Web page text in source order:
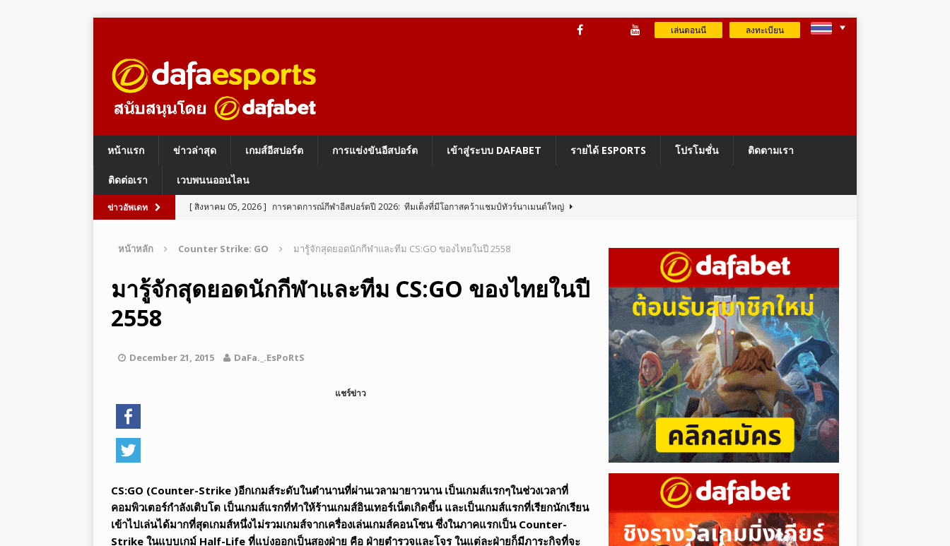
เล่นตอนนี ลงทะเบียน
หน้าแรก ข่าวล่าสุด เกมส์อีสปอร์ต การแข่งขันอีสปอร์ต เข้าสู่ระบบ DAFABET รายได้ ESPORTS โปรโมชั่น ติดตามเรา
ติดต่อเรา เวบพนนออนไลน
ข่าวอัพเดท [ สิงหาคม 05, 2026 ] การคาดการณ์กีฬาอีสปอร์ตปี 2026: ทีมเต็งที่มีโอกาสคว้าแชมป์ทัวร์นาเมนต์ใหญ่
[ สิงหาคม 05, 2026 ]
อีสปอร์ต ระบบป้องกันการโกง Vanguard On-Demand ของ Riot
[ สิงหาคม 05, 2026 ]
หน้าหลัก Counter Strike: GO มารู้จักสุดยอดนักกีฬาและทีม CS:GO ของไทยในปี 2558
มารู้จักสุดยอดนักกีฬาและทีม CS:GO ของไทยในปี
2558
December 21, 2015 DaFa._.EsPoRtS
แชร์ข่าว
CS:GO (Counter-Strike )อีกเกมส์ระดับในตำนานที่ผ่านเวลามายาวนาน เป็นเกมส์แรกๆในช่วงเวลาที่
คอมพิวเตอร์กำลังเติบโต เป็นเกมส์แรกที่ทำให้ร้านเกมส์อินเทอร์เน็ตเกิดขึ้น และเป็นเกมส์แรกที่เรียกนักเรียน
เข้าไปเล่นได้มากที่สุดเกมส์หนึ่งไม่รวมเกมส์จากเครื่องเล่นเกมส์คอนโซน ซึ่งในภาคแรกเป็น Counter-
Strike ในแบบเกม์ Half-Life ที่แบ่งออกเป็นสองฝ่าย คือ ฝ่ายตำรวจและโจร ในแต่ละฝ่ายก็มีภาระกิจที่จะ